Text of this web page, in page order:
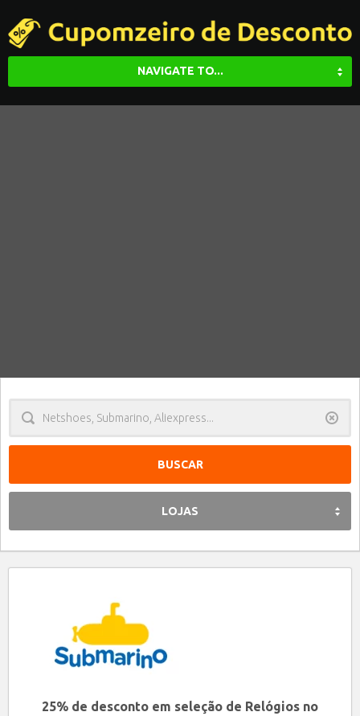
NAVIGATE TO...
LOJAS
25% de desconto em seleção de Relógios no